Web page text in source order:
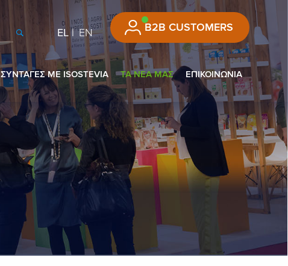
ΣΥΝΤΑΓΕΣ ΜΕ ISOSTEVIA ΤΑ ΝΕΑ ΜΑΣ ΕΠΙΚΟΙΝΩΝΙΑ
EL EN B2B CUSTOMERS